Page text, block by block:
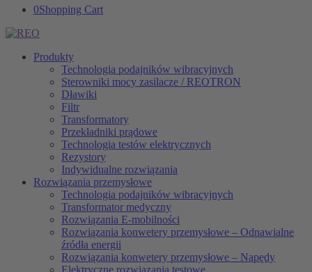
0Shopping Cart
Produkty
Technologia podajników wibracyjnych
Sterowniki mocy zasilacze / REOTRON
Dławiki
Filtr
Transformatory
Przekładniki prądowe
Technologia testów elektrycznych
Rezystory
Indywidualne rozwiązania
Rozwiązania przemysłowe
Technologia podajników wibracyjnych
Transformator medyczny
Rozwiązania E-mobilności
Rozwiązania konwetery przemysłowe – Odnawialne
źródła energii
Rozwiązania konwetery przemysłowe – Napędy
Elektryczne rozwiązania testowe